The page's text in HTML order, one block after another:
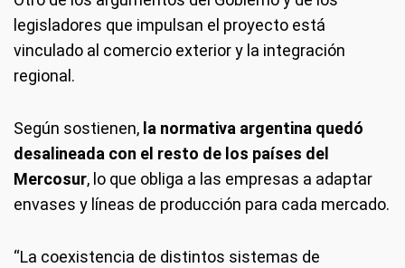
legisladores que impulsan el proyecto está
vinculado al comercio exterior y la integración
regional.
Según sostienen, la normativa argentina quedó
desalineada con el resto de los países del
Mercosur, lo que obliga a las empresas a adaptar
envases y líneas de producción para cada mercado.
“La coexistencia de distintos sistemas de